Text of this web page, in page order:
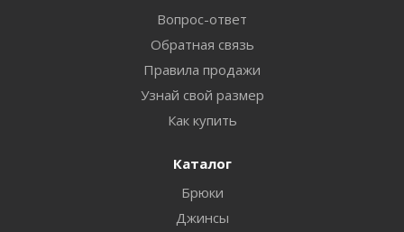
Вопрос-ответ
Обратная связь
Правила продажи
Узнай свой размер
Как купить
Каталог
Брюки
Джинсы